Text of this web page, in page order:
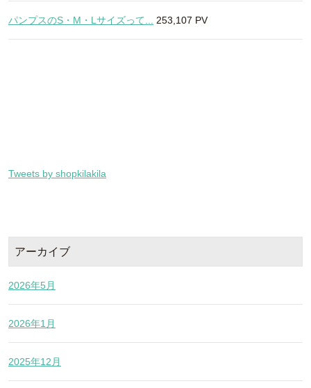
パンプスのS・M・Lサイズって... 253,107 PV
Tweets by shopkilakila
アーカイブ
2026年5月
2026年1月
2025年12月